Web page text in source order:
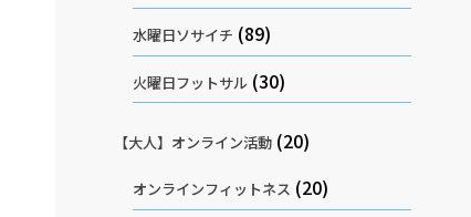
水曜日ソサイチ (89)
火曜日フットサル(30)
【大人】オンライン活動 (20)
オンラインフィットネス (20)